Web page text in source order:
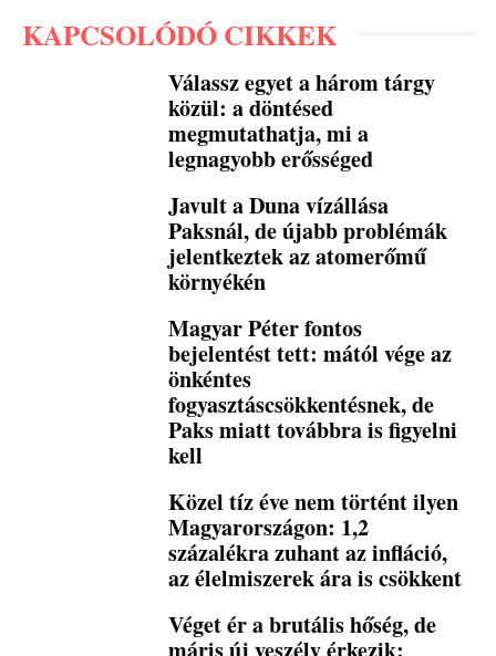
KAPCSOLÓDÓ CIKKEK
Válassz egyet a három tárgy
közül: a döntésed
megmutathatja, mi a
legnagyobb erősséged
Javult a Duna vízállása
Paksnál, de újabb problémák
jelentkeztek az atomerőmű
környékén
Magyar Péter fontos
bejelentést tett: mától vége az
önkéntes
fogyasztáscsökkentésnek, de
Paks miatt továbbra is figyelni
kell
Közel tíz éve nem történt ilyen
Magyarországon: 1,2
százalékra zuhant az infláció,
az élelmiszerek ára is csökkent
Véget ér a brutális hőség, de